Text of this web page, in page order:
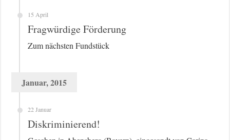
15 April
Fragwürdige Förderung
Zum nächsten Fundstück
Januar, 2015
22 Januar
Diskriminierend!